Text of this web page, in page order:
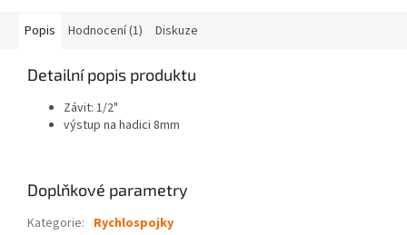
Popis Hodnocení (1) Diskuze
Detailní popis produktu
Závit: 1/2"
výstup na hadici 8mm
Doplňkové parametry
Kategorie: Rychlospojky